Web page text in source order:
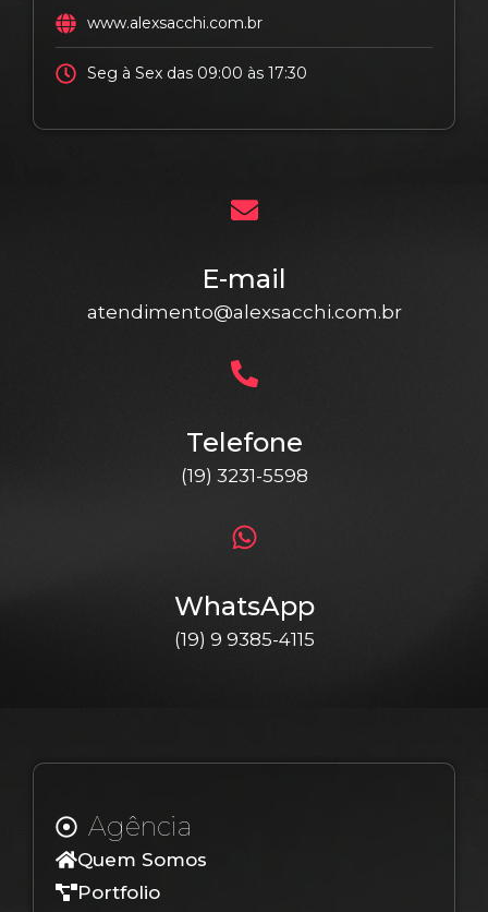
www.alexsacchi.com.br
Seg à Sex das 09:00 às 17:30
E-mail
atendimento@alexsacchi.com.br
Telefone
(19) 3231-5598
WhatsApp
(19) 9 9385-4115
Agência
Quem Somos
Portfolio